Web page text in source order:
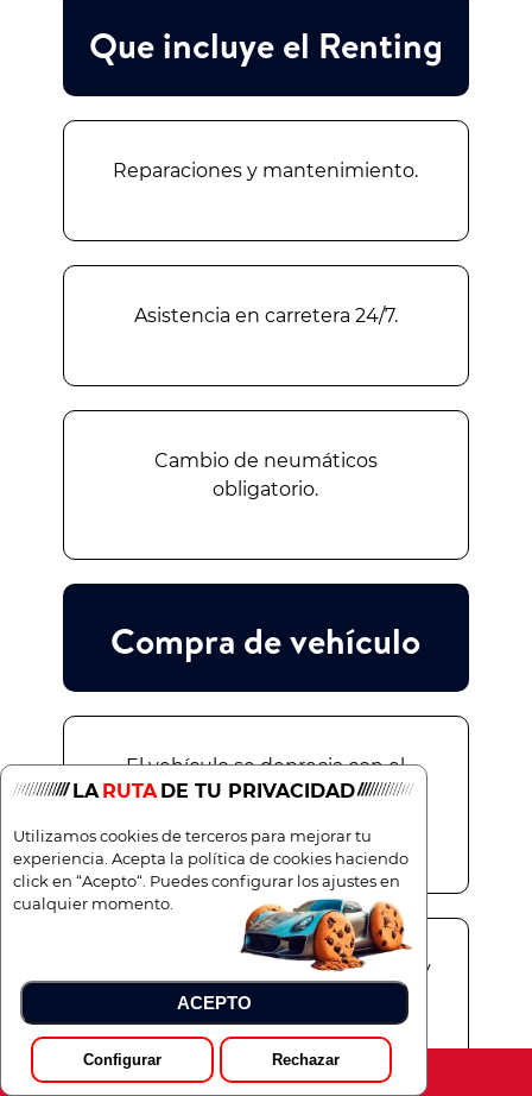
Que incluye el Renting
Compra de vehículo
Reparaciones y mantenimiento.
El vehículo se deprecia con el
tiempo, perdiendo valor de
Asistencia en carretera 24/7.
Gastos imprevistos de reparación y
mantenimiento a cargo del
propietario.
Cambio de neumáticos
obligatorio.
LA RUTA DE TU PRIVACIDAD
Utilizamos cookies de terceros para mejorar tu
experiencia. Acepta la política de cookies haciendo
click en “Acepto“. Puedes configurar los ajustes en
cualquier momento.
ACEPTO
Configurar Rechazar